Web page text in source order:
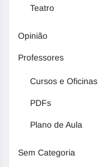
Teatro
Opinião
Professores
Cursos e Oficinas
PDFs
Plano de Aula
Sem Categoria